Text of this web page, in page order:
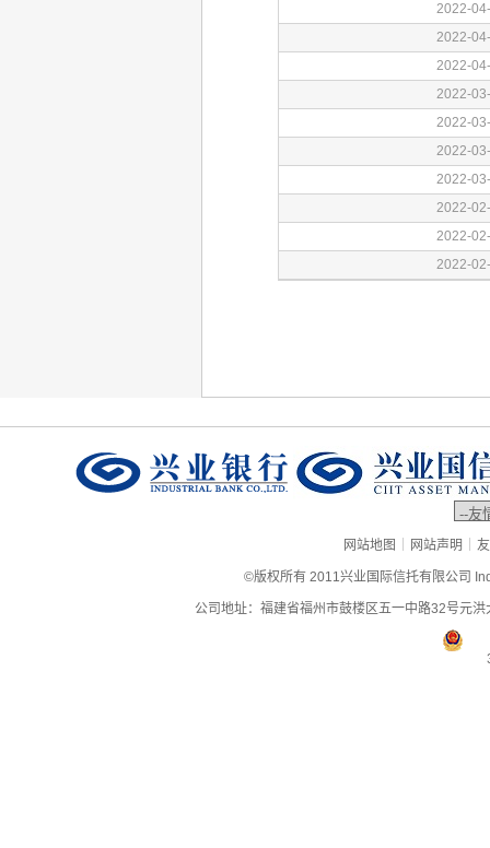
网站地图 | 网站声明 |
©版权所有 2011兴业国际信托有限公司
公司地址：福建省福州市鼓楼区五一中路32号元